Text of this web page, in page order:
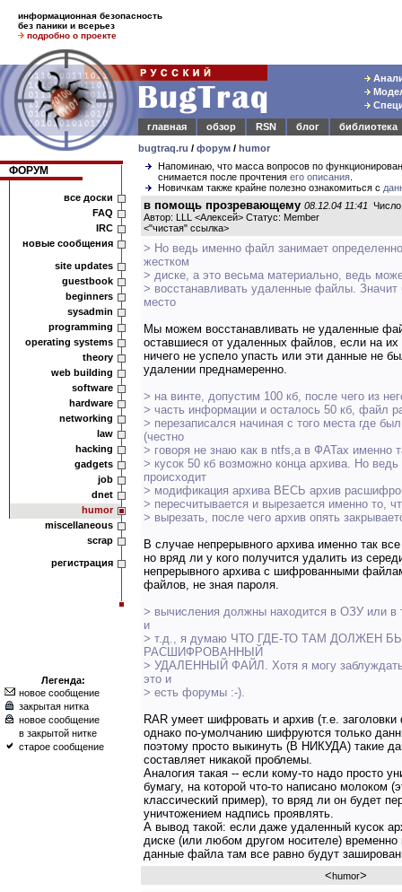
информационная безопасность
без паники и всерьез
подробно о проекте
главная
обзор RSN блог
библиотека
bugtraq.ru / форум / humor
ФОРУМ
все доски
FAQ
IRC
новые сообщения
site updates
guestbook
beginners
sysadmin
programming
operating systems
theory
web building
software
hardware
networking
law
hacking
gadgets
job
dnet
humor
miscellaneous
scrap
регистрация
Легенда:
новое сообщение
закрытая нитка
новое сообщение
в закрытой нитке
старое сообщение
Напоминаю, что масса вопросов по
снимается после прочтения его описания
Новичкам также крайне полезно ознакомиться с
в помощь прозревающему 08.12.04 11:41
Автор: LLL <Алексей> Статус: Member
<"чистая" ссылка>
> Но ведь именно файл занимает
жестком
> диске, а это весьма материально, ведь
> восстанавливать удаленные файлы. Значит
место
Мы можем восстанавливать не удаленные
оставшиеся от удаленных файлов, если на
ничего не успело упасть или эти данные не
удалении преднамеренно.
> на винте, допустим 100 кб, после чего из
> часть информации и осталось 50 кб, файл
> перезаписался начиная с того места где
(честно
> говоря не знаю как в ntfs,а в ФАТах именно
> кусок 50 кб возможно конца архива. Но ведь
происходит
> модификация архива ВЕСЬ архив
> пересчитывается и вырезается именно то,
> вырезать, после чего архив опять
В случае непрерывного архива именно так
но вряд ли у кого получится удалить из
непрерывного архива с шифрованными
файлов, не зная пароля.
> вычисления должны находится в ОЗУ или в
и
> т.д., я думаю ЧТО ГДЕ-ТО ТАМ ДОЛЖЕН
РАСШИФРОВАННЫЙ
> УДАЛЕННЫЙ ФАЙЛ. Хотя я могу
это и
> есть форумы :-).
RAR умеет шифровать и архив (т.е.
однако по-умолчанию шифруются только
поэтому просто выкинуть (В НИКУДА) такие
составляет никакой проблемы.
Аналогия такая -- если кому-то надо просто
бумагу, на которой что-то написано молоком
классический пример), то вряд ли он будет
уничтожением надпись проявлять.
А вывод такой: если даже удаленный кусок
диске (или любом другом носителе) временно
данные файла там все равно будут
<humor>